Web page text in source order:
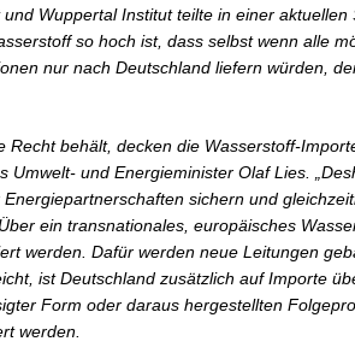
Wuppertal Institut teilte in einer
so hoch ist, dass selbst wenn alle
nur nach Deutschland liefern würden,
Recht behält, decken die Wasserstoff-
Umwelt- und Energieminister Olaf Lies.
sichern und
ein transnationales, europäisches
werden. Dafür werden neue Leitungen
ist Deutschland zusätzlich auf Importe
Form oder daraus hergestellten
werden.